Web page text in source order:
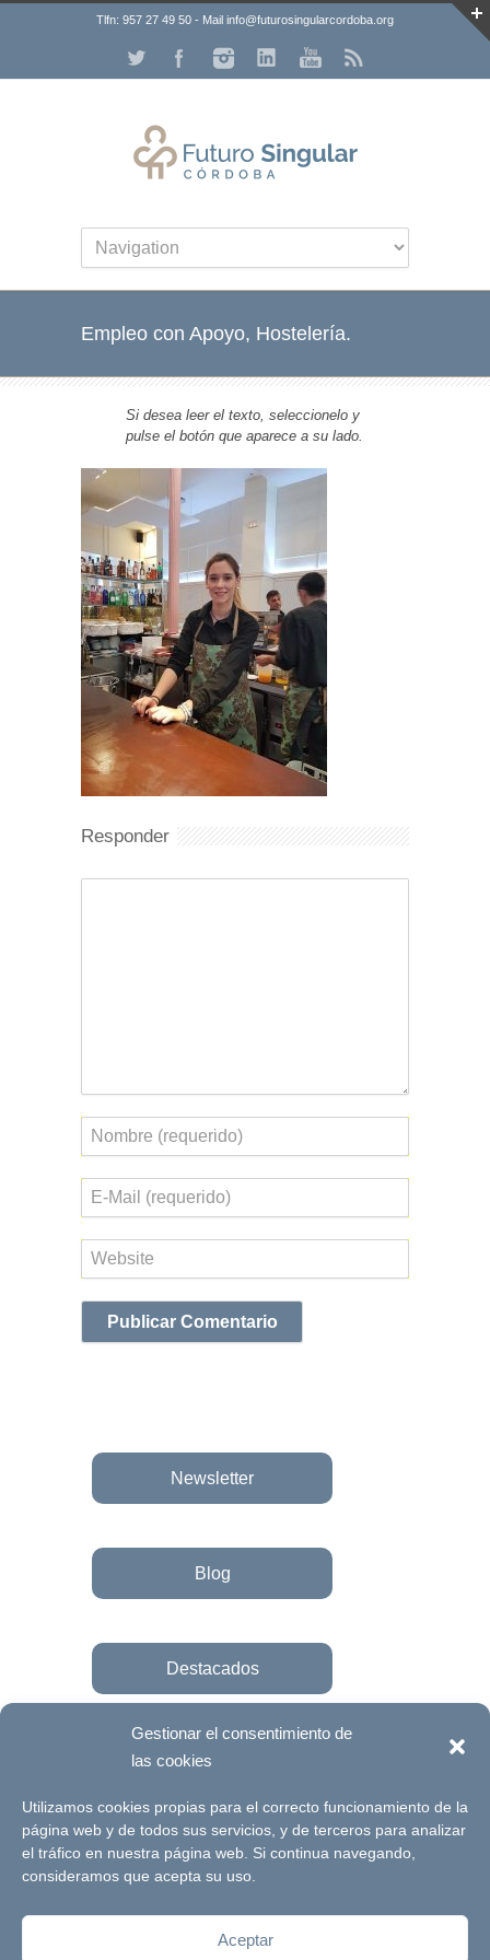
Gestionar el consentimiento de
las cookies
Utilizamos cookies propias para el correcto funcionamiento de la
página web y de todos sus servicios, y de terceros para analizar
el tráfico en nuestra página web. Si continua navegando,
consideramos que acepta su uso.
Aceptar
Tlfn: 957 27 49 50 - Mail info@futurosingularcordoba.org
Empleo con Apoyo, Hostelería.
Si desea leer el texto, seleccionelo y
pulse el botón que aparece a su lado.
Responder
Nombre
Correo
electrónico
Web
Newsletter
Blog
Destacados
Únete a la fundación
© Futuro Singular Córdoba 2017. Web
desarrollada por
Aviso Legal